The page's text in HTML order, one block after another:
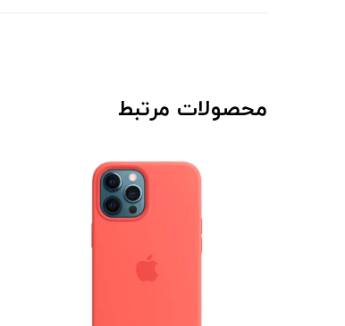
محصولات مرتبط